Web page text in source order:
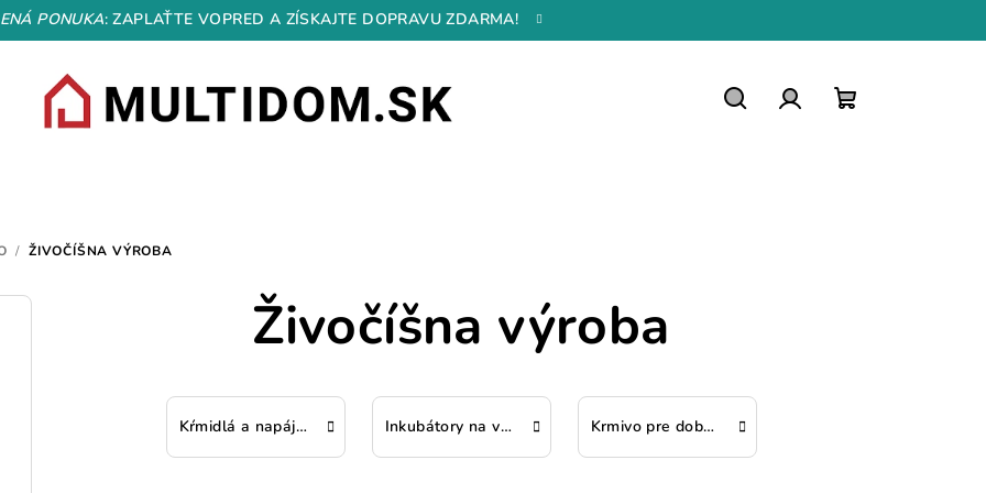
PONUKA: ZAPLAŤTE VOPRED A ZÍSKAJTE DOPRAVU ZDARMA!
/ ŽIVOČÍŠNA VÝROBA
Živočíšna výroba
Kŕmidlá a napájadlá pre hospodárske zvieratá Inkubátory na vajíčka Krmivo pre dobytok